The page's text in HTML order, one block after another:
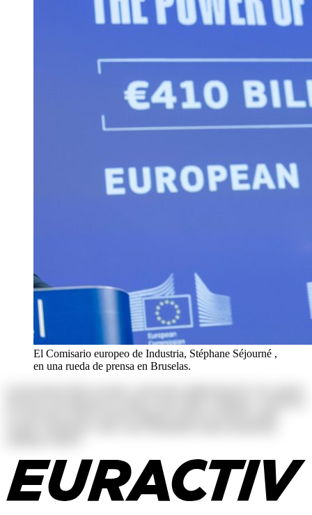
El Comisario europeo de Industria, Stéphane Séjourné ,
en una rueda de prensa en Bruselas.